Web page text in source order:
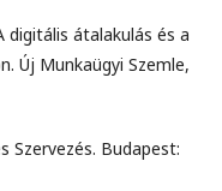
digitális átalakulás és a
Új Munkaügyi Szemle,
Szervezés. Budapest: